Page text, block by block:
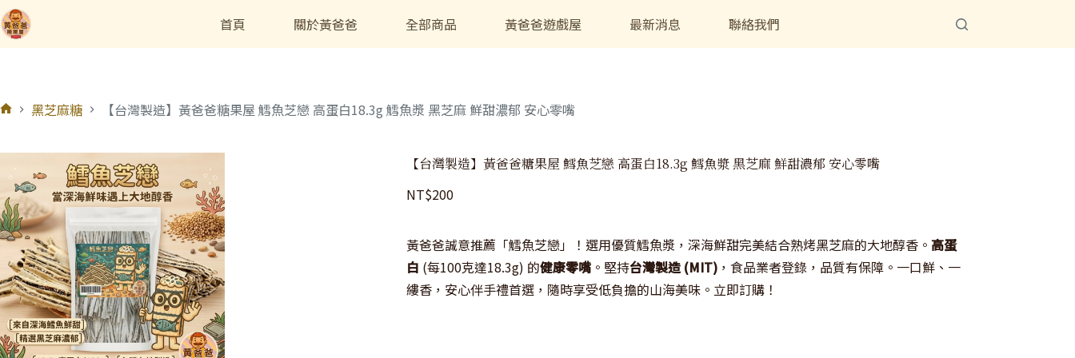
首頁 關於黃爸爸 全部商品 黃爸爸遊戲屋 最新消息 聯絡我們
黑芝麻糖 【台灣製造】黃爸爸糖果屋 鱈魚芝戀 高蛋白18.3g 鱈魚漿 黑芝麻 鮮甜濃郁 安心零嘴
【台灣製造】黃爸爸糖果屋 鱈魚芝戀 高蛋白18.3g 鱈魚漿 黑芝麻 鮮甜濃郁 安心零嘴
NT$200
黃爸爸誠意推薦「鱈魚芝戀」！選用優質鱈魚漿，深海鮮甜完美結合熟烤黑芝麻的大地醇香。 高蛋
白 (每100克達18.3g) 的健康零嘴。堅持台灣製造 (MIT)，食品業者登錄，品質有保障。一口鮮、一
縷香，安心伴手禮首選，隨時享受低負擔的山海美味。立即訂購！